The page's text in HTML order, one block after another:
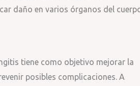
daño en varios órganos del
tiene como objetivo mejorar la
posibles complicaciones. A